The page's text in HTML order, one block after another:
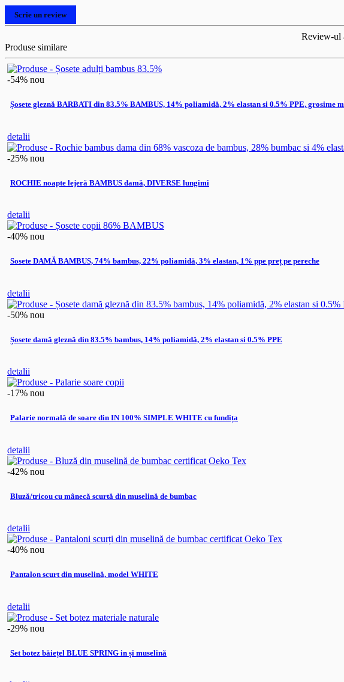
Scrie un review
Review-ul
Produse similare
-54% nou
Șosete gleznă BARBATI din 83.5% BAMBUS, 14% poliamidă, 2% elastan si 0.5% PPE, grosime
detalii
-25% nou
ROCHIE noapte lejeră BAMBUS damă, DIVERSE lungimi
detalii
-40% nou
Sosete DAMĂ BAMBUS, 74% bambus, 22% poliamidă, 3% elastan, 1% ppe preț pe pereche
detalii
-50% nou
Șosete damă gleznă din 83.5% bambus, 14% poliamidă, 2% elastan si 0.5% PPE
detalii
-17% nou
Palarie normală de soare din IN 100% SIMPLE WHITE cu fundița
detalii
-42% nou
Bluză/tricou cu mânecă scurtă din muselină de bumbac
detalii
-40% nou
Pantalon scurt din muselină, model WHITE
detalii
-29% nou
Set botez băiețel BLUE SPRING in și muselină